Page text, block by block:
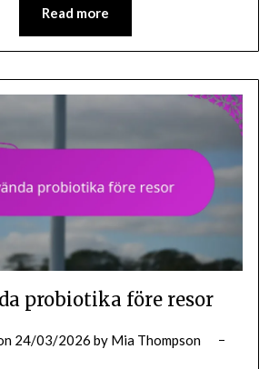
Read more
probiotika före resor
24/03/2026 by Mia Thompson